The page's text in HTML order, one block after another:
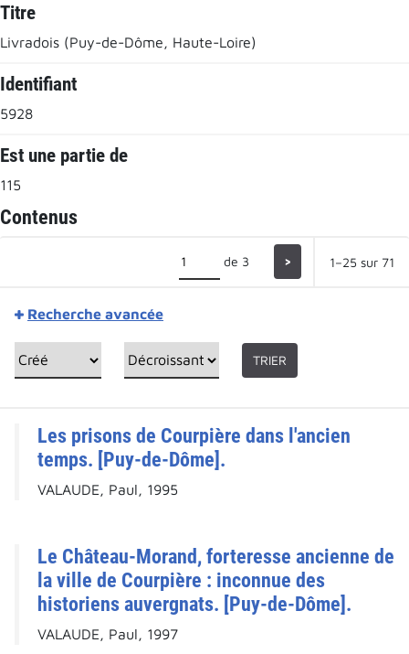
Titre
Livradois (Puy-de-Dôme, Haute-Loire)
Identifiant
5928
Est une partie de
115
Contenus
de 3 > 1–25 sur 71
Recherche avancée
TRIER
Les prisons de Courpière dans l'ancien
temps. [Puy-de-Dôme].
VALAUDE, Paul, 1995
Le Château-Morand, forteresse ancienne de
la ville de Courpière : inconnue des
historiens auvergnats. [Puy-de-Dôme].
VALAUDE, Paul, 1997